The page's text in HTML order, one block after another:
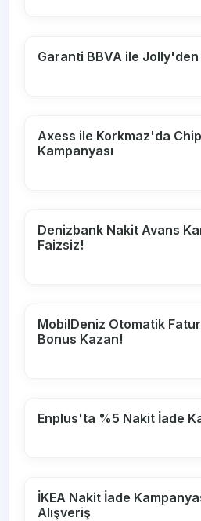
Garanti BBVA ile Jolly'den
Axess ile Korkmaz'da
Kampanyası
Denizbank Nakit Avans
Faizsiz!
MobilDeniz Otomatik
Bonus Kazan!
Enplus'ta %5 Nakit İade
İKEA Nakit İade
Alışveriş